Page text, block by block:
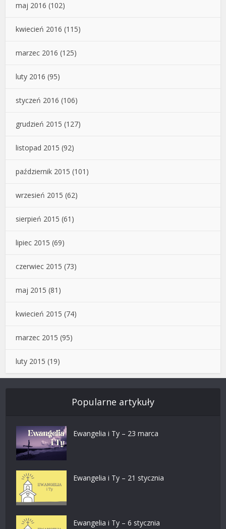
maj 2016 (102)
kwiecień 2016 (115)
marzec 2016 (125)
luty 2016 (95)
styczeń 2016 (106)
grudzień 2015 (127)
listopad 2015 (92)
październik 2015 (101)
wrzesień 2015 (62)
sierpień 2015 (61)
lipiec 2015 (69)
czerwiec 2015 (73)
maj 2015 (81)
kwiecień 2015 (74)
marzec 2015 (95)
luty 2015 (19)
Popularne artykuły
Ewangelia i Ty – 23 marca
Ewangelia i Ty – 21 stycznia
Ewangelia i Ty – 6 stycznia